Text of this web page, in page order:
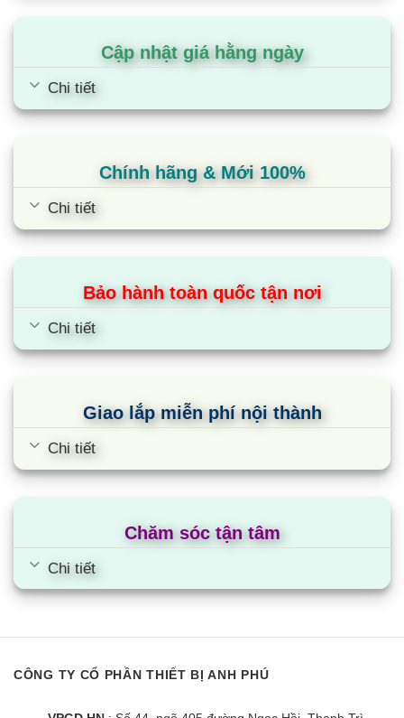
Cập nhật giá hằng ngày
Chi tiết
Chính hãng & Mới 100%
Chi tiết
Bảo hành toàn quốc tận nơi
Chi tiết
Giao lắp miễn phí nội thành
Chi tiết
Chăm sóc tận tâm
Chi tiết
CÔNG TY CỔ PHẦN THIẾT BỊ ANH PHÚ